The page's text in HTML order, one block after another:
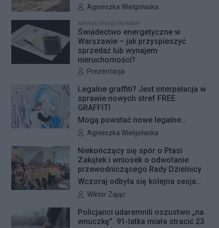
Woli i Żoliborza. Zarząd Dróg
remonty infrastruktury dla pieszych
i rowerzystów. Oferty w
przetargach zostały już otwarte, a
jeśli wszystko przebiegnie zgodnie
z planem, nowe nawierzchnie
pojawią się jeszcze w tym roku.
Autor artykułu:
Agnieszka Wielgołaska
ARTYKUŁ SPONSOROWANY
Świadectwo energetyczne w
Warszawie – jak przyspieszyć
sprzedaż lub wynajem
nieruchomości?
Autor artykułu:
Prezentacja
Legalne graffiti? Jest interpelacja w
sprawie nowych stref FREE
GRAFFITI
Mogą powstać nowe legalne
miejsca do wykonywania graffiti.
interpelację, w której proponuje
wyznaczenie kolejnych stref FREE
GRAFFITI we współpracy z
Zarządem Dróg Miejskich.
Autor artykułu:
Agnieszka Wielgołaska
Niekończący się spór o Ptasi
Zakątek i wniosek o odwołanie
przewodniczącego Rady Dzielnicy
Wczoraj odbyła się kolejna sesja
poświęcona procedowaniu
Rady Dzielnicy Żoliborz w sprawie
Autor artykułu:
Wiktor Zając
Policjanci udaremnili oszustwo „na
wnuczkę”. 91-latka miała stracić 23